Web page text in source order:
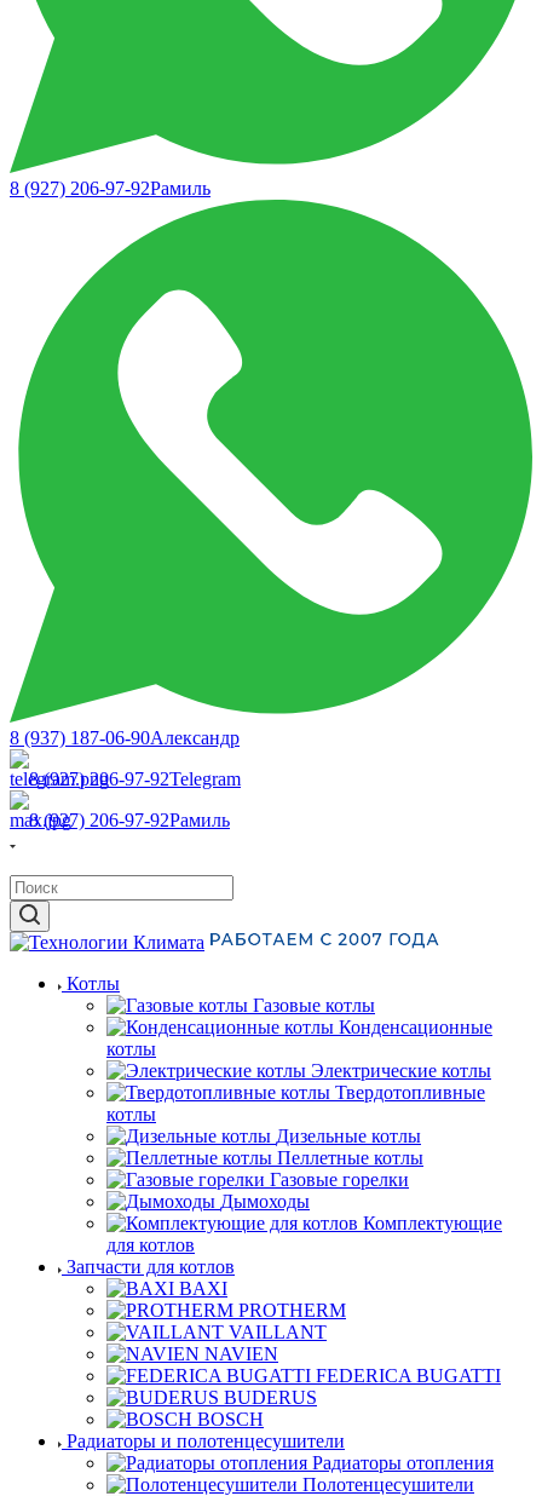
8 (927) 206-97-92Рамиль
8 (937) 187-06-90Александр
8 (927) 206-97-92Telegram
8 (927) 206-97-92Рамиль
Котлы
Газовые котлы
Конденсационные
котлы
Электрические котлы
Твердотопливные
котлы
Дизельные котлы
Пеллетные котлы
Газовые горелки
Дымоходы
Комплектующие
для котлов
Запчасти для котлов
BAXI
PROTHERM
VAILLANT
NAVIEN
FEDERICA BUGATTI
BUDERUS
BOSCH
Радиаторы и полотенцесушители
Радиаторы отопления
Полотенцесушители